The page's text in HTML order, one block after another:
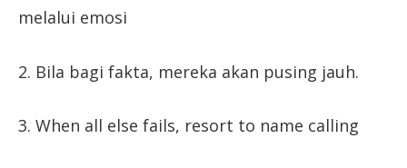
melalui emosi
2. Bila bagi fakta, mereka akan pusing jauh.
3. When all else fails, resort to name calling